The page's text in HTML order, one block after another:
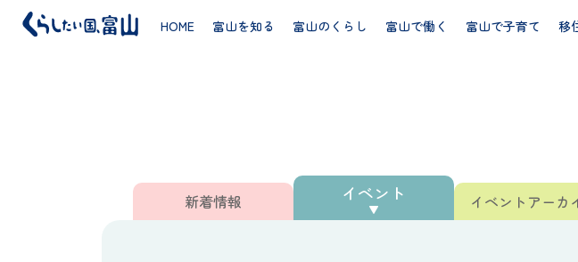
HOME 富山を知る 富山のくらし 富山で働く 富山で子育て 移
新着情報 イベント イベント アーカ